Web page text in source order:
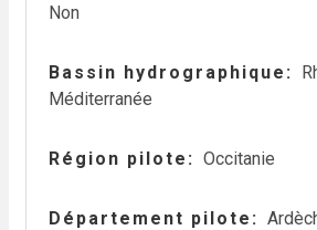
Non
Bassin hydrographique
Méditerranée
Région pilote Occitanie
Département pilote